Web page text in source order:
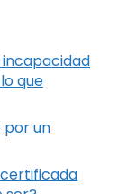
incapacidad
que
por un